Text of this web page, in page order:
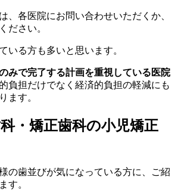
、各医院にお問い合わせいただくか、
ださい。
いる方も多いと思います。
みで完了する計画を重視している医院
負担だけでなく経済的負担の軽減にも
ます。
・矯正歯科の小児矯正
の歯並びが気になっている方に、ご紹
す。